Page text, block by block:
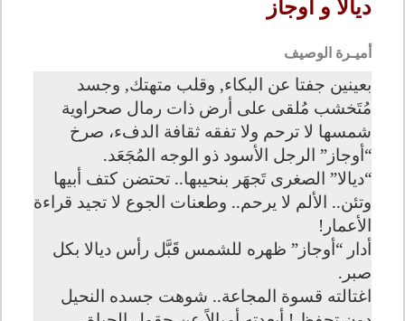
ديالا و أوجاز
أميـرة الوصيف
بعينين جفتا عن البكاء, وقلب متهتك, وجسد
مُتَخشب مُلقى على أرض ذات رمال صحراوية
شمسها لا ترحم ولا تفقه ثقافة الدفء، صرخ
“أوجاز” الرجل الأسود ذو الوجه المُجَعَد.
“ديالا” الصغرى تَجهَر بنحيبها.. تحتضن كتف أبيها
وتئن.. الألم لا يرحم.. وطعنات الجوع لا تجيد قراءة
الأعمار !
أدار “أوجاز” ظهره للشمس قَبَّل رأس ديالا بكل
صبر .
اغتالته قسوة المجاعة.. شوهت جسده النحيل